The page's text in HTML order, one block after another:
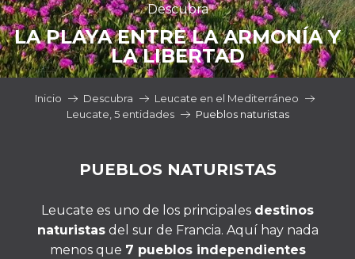
Descubra
LA PLAYA ENTRE LA ARMONÍA Y
LA LIBERTAD
Inicio Descubra
Leucate en el Mediterráneo
Leucate, 5 entidades
Pueblos naturistas
PUEBLOS NATURISTAS
Leucate es uno de los principales destinos
naturistasdel sur de Francia. Aquí hay nada
menos que 7 pueblos independientes